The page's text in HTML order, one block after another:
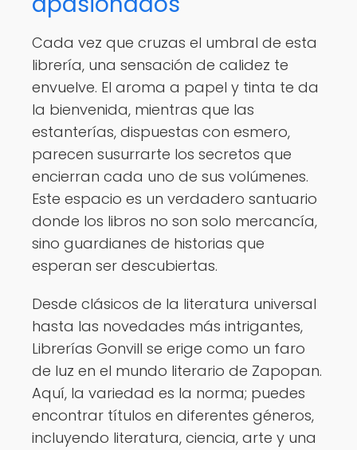
Cada vez que cruzas el umbral de esta
librería, una sensación de calidez te
envuelve. El aroma a papel y tinta te da
la bienvenida, mientras que las
estanterías, dispuestas con esmero,
parecen susurrarte los secretos que
encierran cada uno de sus volúmenes.
Este espacio es un verdadero santuario
donde los libros no son solo mercancía,
sino guardianes de historias que
esperan ser descubiertas.
Desde clásicos de la literatura universal
hasta las novedades más intrigantes,
Librerías Gonvill se erige como un faro
de luz en el mundo literario de Zapopan.
Aquí, la variedad es la norma; puedes
encontrar títulos en diferentes géneros,
incluyendo literatura, ciencia, arte y una